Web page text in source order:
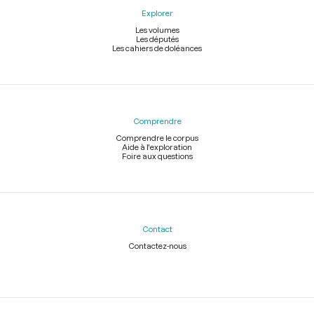
Explorer
Les volumes
Les députés
Les cahiers de doléances
Comprendre
Comprendre le corpus
Aide à l'exploration
Foire aux questions
Contact
Contactez-nous
Légal